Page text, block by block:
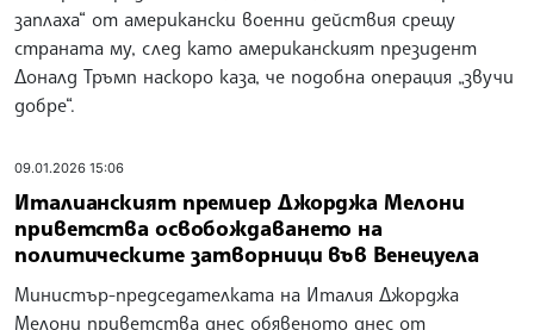
заплаха“ от американски военни действия срещу
страната му, след като американският президент
Доналд Тръмп наскоро каза, че подобна операция „звучи
добре“.
09.01.2026 15:06
Италианският премиер Джорджа Мелони
приветства освобождаването на
политическите затворници във Венецуела
Министър-председателката на Италия Джорджа
Мелони приветства днес обявеното днес от